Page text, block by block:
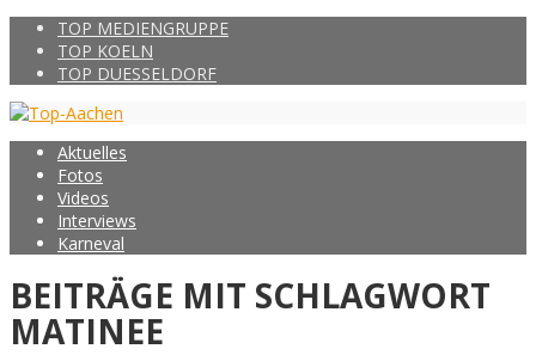
TOP MEDIENGRUPPE
TOP KOELN
TOP DUESSELDORF
Aktuelles
Fotos
Videos
Interviews
Karneval
BEITRÄGE MIT SCHLAGWORT
MATINEE